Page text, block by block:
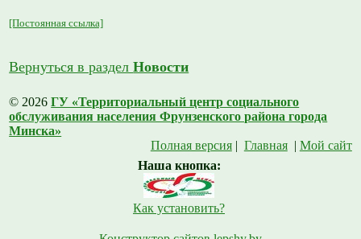
[Постоянная ссылка]
Вернуться в разделНовости
© 2026ГУ «Территориальный центр социального
обслуживания населения Фрунзенского района города
Минска»
Полная версия| Главная| Мой сайт
Наша кнопка:
Как установить?